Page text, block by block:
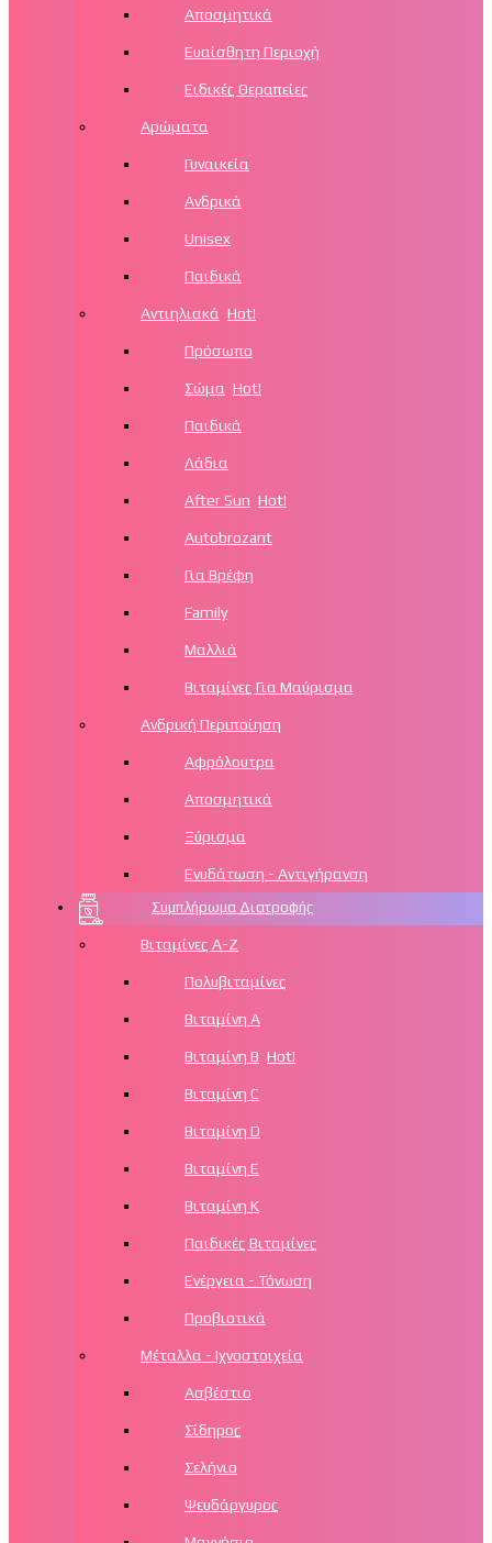
Αποσμητικά
Ευαίσθητη Περιοχή
Ειδικές Θεραπείες
Αρώματα
Γυναικεία
Ανδρικά
Unisex
Παιδικά
Αντιηλιακά Hot!
Πρόσωπο
Σώμα Hot!
Παιδικά
Λάδια
After Sun Hot!
Autobrozant
Για Βρέφη
Family
Μαλλιά
Βιταμίνες Για Μαύρισμα
Ανδρική Περιποίηση
Αφρόλουτρα
Αποσμητικά
Ξύρισμα
Ενυδάτωση - Αντιγήρανση
Συμπλήρωμα Διατροφής
Βιταμίνες Α-Ζ
Πολυβιταμίνες
Βιταμίνη Α
Βιταμίνη Β Hot!
Βιταμίνη C
Βιταμίνη D
Βιταμίνη Ε
Βιταμίνη Κ
Παιδικές Βιταμίνες
Ενέργεια - Τόνωση
Προβιοτικά
Μέταλλα - Ιχνοστοιχεία
Ασβέστιο
Σίδηρος
Σελήνιο
Ψευδάργυρος